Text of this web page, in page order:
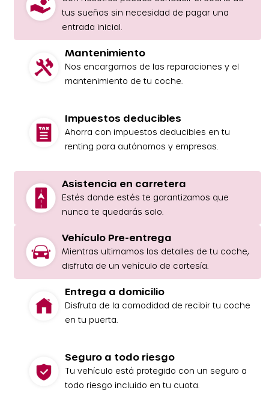
tus sueños sin necesidad de pagar una
entrada inicial.
Mantenimiento
Nos encargamos de las reparaciones y el
mantenimiento de tu coche.
Impuestos deducibles
Ahorra con impuestos deducibles en tu
renting para autónomos y empresas.
Asistencia en carretera
Estés donde estés te garantizamos que
nunca te quedarás solo.
Vehículo Pre-entrega
Mientras ultimamos los detalles de tu coche,
disfruta de un vehículo de cortesía.
Entrega a domicilio
Disfruta de la comodidad de recibir tu coche
en tu puerta.
Seguro a todo riesgo
Tu vehículo está protegido con un seguro a
todo riesgo incluido en tu cuota.